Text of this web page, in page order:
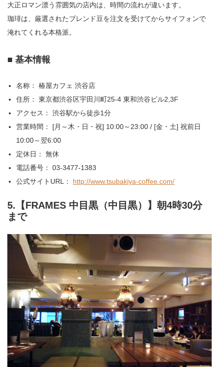
大正ロマン漂う雰囲気の店内は、時間の流れが違います。
珈琲は、厳選されたブレンド豆を注文を受けてからサイフォンで
淹れてくれる本格派。
■ 基本情報
名称： 椿屋カフェ 渋谷店
住所： 東京都渋谷区宇田川町25-4 東和渋谷ビル2,3F
アクセス： 渋谷駅から徒歩1分
営業時間： [月～木・日・祝] 10:00～23:00 / [金・土] 祝前日
10:00～翌6:00
定休日： 無休
電話番号： 03-3477-1383
公式サイトURL： http://www.tsubakiya-coffee.com/
5.【FRAMES 中目黒（中目黒）】朝4時30分
まで